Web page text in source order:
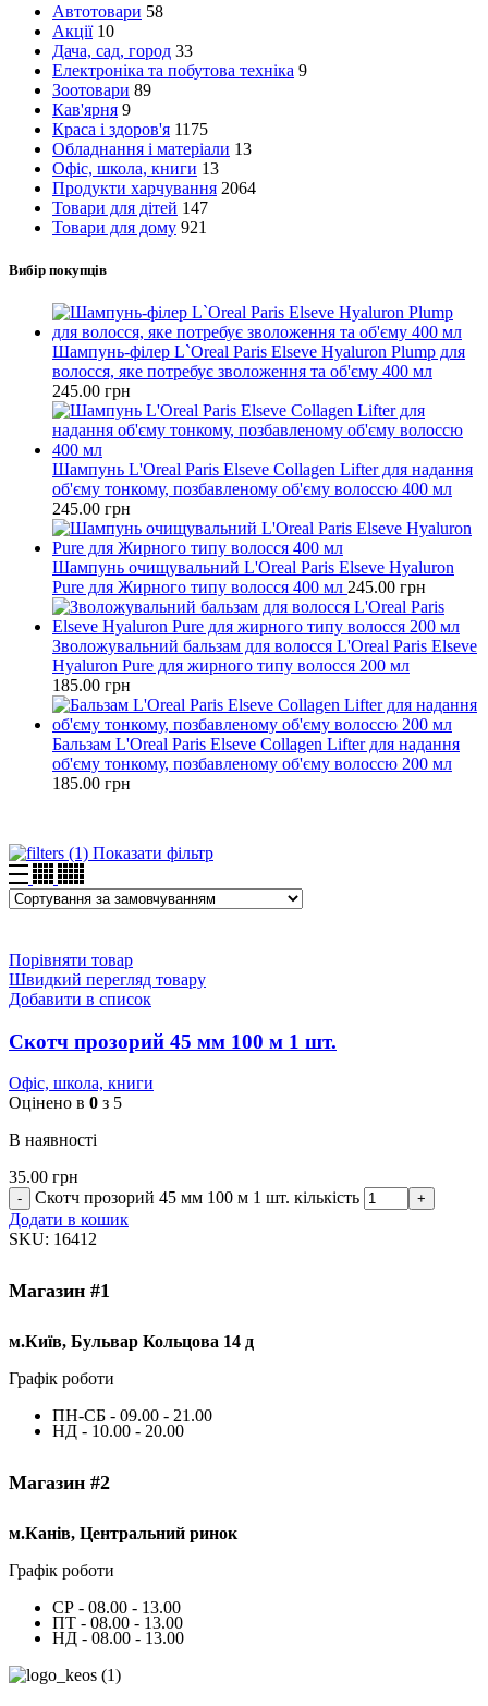
Автотовари 58
Акції 10
Дача, сад, город 33
Електроніка та побутова техніка 9
Зоотовари 89
Кав'ярня 9
Краса і здоров'я 1175
Обладнання і матеріали 13
Офіс, школа, книги 13
Продукти харчування 2064
Товари для дітей 147
Товари для дому 921
Вибір покупців
Шампунь-філер L`Oreal Paris Elseve Hyaluron Plump для
волосся, яке потребує зволоження та об'єму 400 мл
245.00 грн
Шампунь L'Oreal Paris Elseve Collagen Lifter для надання
об'єму тонкому, позбавленому об'єму волоссю 400 мл
245.00 грн
Шампунь очищувальний L'Oreal Paris Elseve Hyaluron
Pure для Жирного типу волосся 400 мл 245.00 грн
Зволожувальний бальзам для волосся L'Oreal Paris Elseve
Hyaluron Pure для жирного типу волосся 200 мл
185.00 грн
Бальзам L'Oreal Paris Elseve Collagen Lifter для надання
об'єму тонкому, позбавленому об'єму волоссю 200 мл
185.00 грн
Показати фільтр
Порівняти товар
Швидкий перегляд товару
Добавити в список
Скотч прозорий 45 мм 100 м 1 шт.
Офіс, школа, книги
Оцінено в 0 з 5
В наявності
35.00 грн
Скотч прозорий 45 мм 100 м 1 шт. кількість
Додати в кошик
SKU: 16412
Магазин #1
м.Київ, Бульвар Кольцова 14 д
Графік роботи
ПН-СБ - 09.00 - 21.00
НД - 10.00 - 20.00
Магазин #2
м.Канів, Центральний ринок
Графік роботи
СР - 08.00 - 13.00
ПТ - 08.00 - 13.00
НД - 08.00 - 13.00